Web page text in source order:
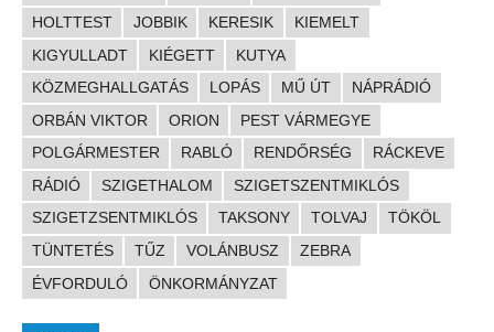
HOLTTEST
JOBBIK KERESIK
KIEMELT
KIGYULLADT
KIÉGETT
KUTYA
KÖZMEGHALLGATÁS
LOPÁS MŰ ÚT
NÁPRÁDIÓ
ORBÁN VIKTOR
ORION
PEST VÁRMEGYE
POLGÁRMESTER
RABLÓ RENDŐRSÉG
RÁCKEVE
RÁDIÓ
SZIGETHALOM
SZIGETSZENTMIKLÓS
SZIGETZSENTMIKLÓS
TAKSONY TOLVAJ
TÖKÖL
TÜNTETÉS
TŰZ VOLÁNBUSZ
ZEBRA
ÉVFORDULÓ
ÖNKORMÁNYZAT